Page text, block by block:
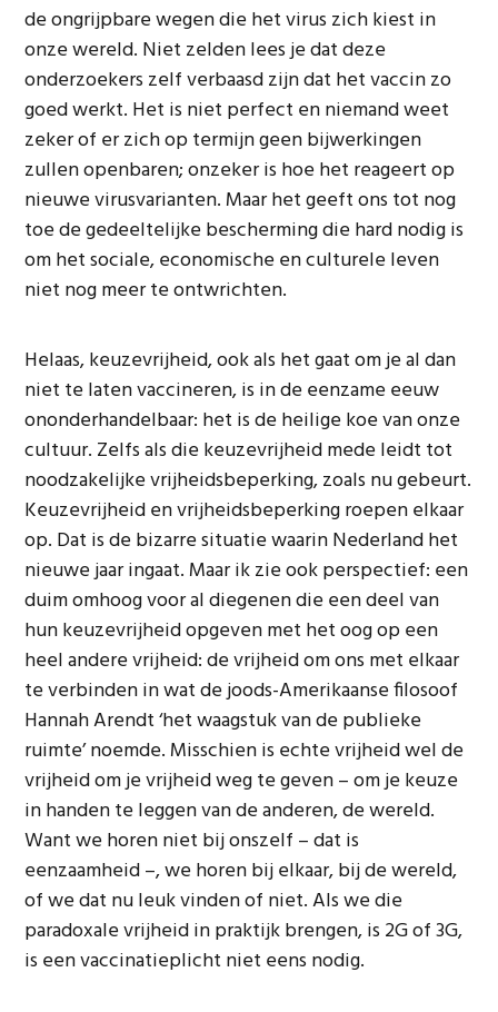
de ongrijpbare wegen die het virus zich kiest in
onze wereld. Niet zelden lees je dat deze
onderzoekers zelf verbaasd zijn dat het vaccin zo
goed werkt. Het is niet perfect en niemand weet
zeker of er zich op termijn geen bijwerkingen
zullen openbaren; onzeker is hoe het reageert op
nieuwe virusvarianten. Maar het geeft ons tot nog
toe de gedeeltelijke bescherming die hard nodig is
om het sociale, economische en culturele leven
niet nog meer te ontwrichten.
Helaas, keuzevrijheid, ook als het gaat om je al dan
niet te laten vaccineren, is in de eenzame eeuw
ononderhandelbaar: het is de heilige koe van onze
cultuur. Zelfs als die keuzevrijheid mede leidt tot
noodzakelijke vrijheidsbeperking, zoals nu gebeurt.
Keuzevrijheid en vrijheidsbeperking roepen elkaar
op. Dat is de bizarre situatie waarin Nederland het
nieuwe jaar ingaat. Maar ik zie ook perspectief: een
duim omhoog voor al diegenen die een deel van
hun keuzevrijheid opgeven met het oog op een
heel andere vrijheid: de vrijheid om ons met elkaar
te verbinden in wat de joods-Amerikaanse filosoof
Hannah Arendt ‘het waagstuk van de publieke
ruimte’ noemde. Misschien is echte vrijheid wel de
vrijheid om je vrijheid weg te geven – om je keuze
in handen te leggen van de anderen, de wereld.
Want we horen niet bij onszelf – dat is
eenzaamheid –, we horen bij elkaar, bij de wereld,
of we dat nu leuk vinden of niet. Als we die
paradoxale vrijheid in praktijk brengen, is 2G of 3G,
is een vaccinatieplicht niet eens nodig.